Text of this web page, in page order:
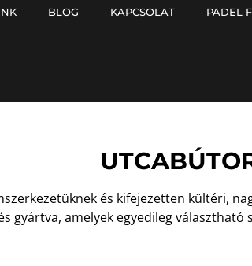
BLOG KAPCSOLAT PADEL
és kifejezetten kültéri,
gyártva, amelyek egyedileg